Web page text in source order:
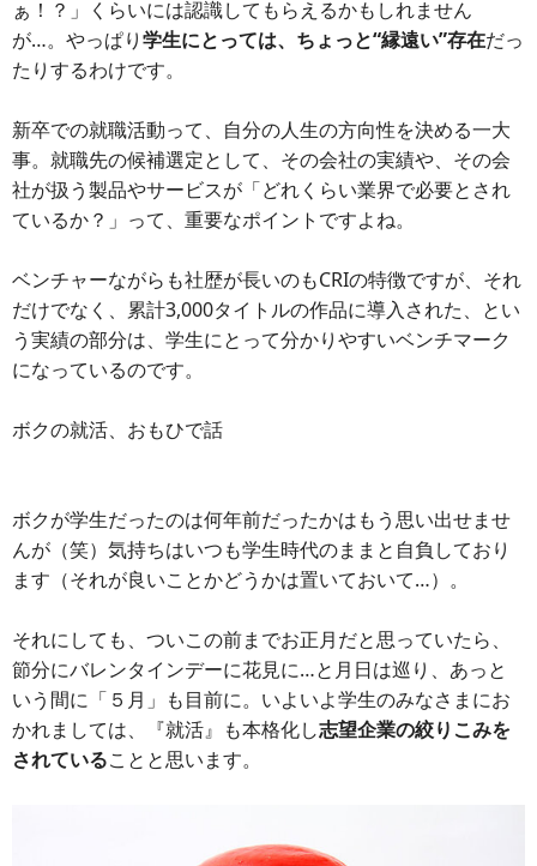
ぁ！？」くらいには認識してもらえるかもしれません
が…。やっぱり学生にとっては、ちょっと“縁遠い”存在だっ
たりするわけです。
新卒での就職活動って、自分の人生の方向性を決める一大
事。就職先の候補選定として、その会社の実績や、その会
社が扱う製品やサービスが「どれくらい業界で必要とされ
ているか？」って、重要なポイントですよね。
ベンチャーながらも社歴が長いのもCRIの特徴ですが、それ
だけでなく、累計3,000タイトルの作品に導入された、とい
う実績の部分は、学生にとって分かりやすいベンチマーク
になっているのです。
ボクの就活、おもひで話
ボクが学生だったのは何年前だったかはもう思い出せませ
んが（笑）気持ちはいつも学生時代のままと自負しており
ます（それが良いことかどうかは置いておいて…）。
それにしても、ついこの前までお正月だと思っていたら、
節分にバレンタインデーに花見に…と月日は巡り、あっと
いう間に「５月」も目前に。いよいよ学生のみなさまにお
かれましては、『就活』も本格化し志望企業の絞りこみを
されていることと思います。